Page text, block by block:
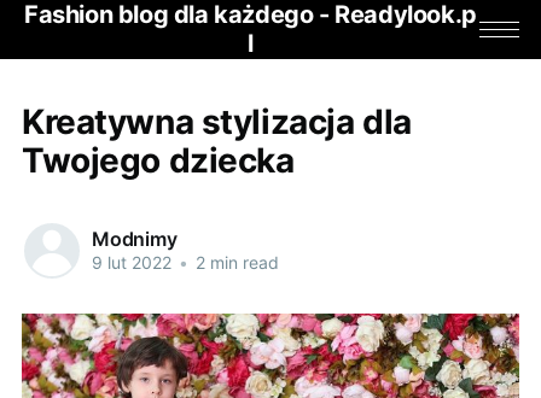
Fashion blog dla każdego - Readylook.p
l
Kreatywna stylizacja dla
Twojego dziecka
Modnimy
9 lut 2022 • 2 min read